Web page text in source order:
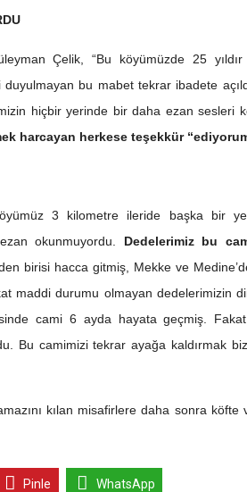
Çelik, “Bu köyümüzde 25
bu mabet tekrar ibadete
hiçbir yerinde bir daha ezan sesleri
harcayan herkese teşekkür
3 kilometre ileride başka bir
okunmuyordu. Dedelerimiz bu
birisi hacca gitmiş, Mekke ve
maddi durumu olmayan dedelerimizin
cami 6 ayda hayata geçmiş.
Bu camimizi tekrar ayağa kaldırmak
kılan misafirlere daha sonra köfte
Pinle WhatsApp
15 Temmuz